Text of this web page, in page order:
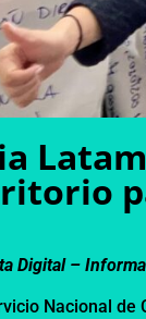
Latam
Digital –
Nacional de